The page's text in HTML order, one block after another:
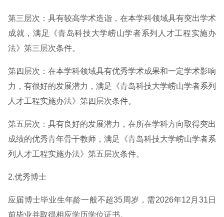
第三层次：具有较高学术造诣，在本学科领域具有突出学术
成就，满足《青岛科技大学崂山学者系列人才工程实施办
法》第三层次条件。
第四层次：在本学科领域具有优秀学术成果和一定学术影响
力，有很好的发展潜力，满足《青岛科技大学崂山学者系列
人才工程实施办法》第四层次条件。
第五层次：具有良好的发展潜力，在所在学科方向取得突出
成绩的优秀青年骨干教师，满足《青岛科技大学崂山学者系
列人才工程实施办法》第五层次条件。
2.优秀博士
应届博士毕业生年龄一般不超35周岁，需2026年12月31日
前毕业并取得相应学历学位证书。